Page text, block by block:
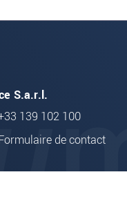
S.a.r.l.
139 102 100
de contact